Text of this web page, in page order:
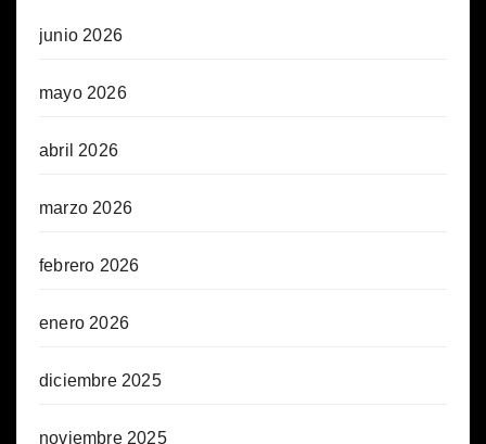
junio 2026
mayo 2026
abril 2026
marzo 2026
febrero 2026
enero 2026
diciembre 2025
noviembre 2025